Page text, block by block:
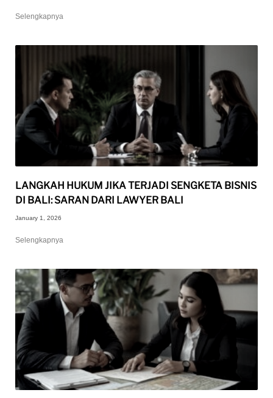
Selengkapnya
LANGKAH HUKUM JIKA TERJADI SENGKETA BISNIS
DI BALI: SARAN DARI LAWYER BALI
January 1, 2026
Selengkapnya